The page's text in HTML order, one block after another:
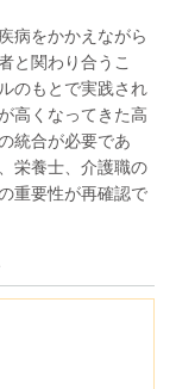
病をかかえながら
と関わり合うこ
のもとで実践され
高くなってきた高
統合が必要であ
栄養士、介護職の
重要性が再確認で